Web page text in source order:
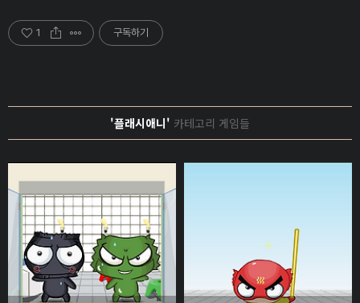
1 구독하기
'플래시애니' 카테고리 게임들